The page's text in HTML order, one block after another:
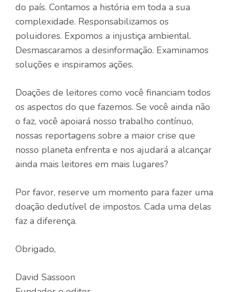
do país. Contamos a história em toda a sua
complexidade. Responsabilizamos os
poluidores. Expomos a injustiça ambiental.
Desmascaramos a desinformação. Examinamos
soluções e inspiramos ações.
Doações de leitores como você financiam todos
os aspectos do que fazemos. Se você ainda não
o faz, você apoiará nosso trabalho contínuo,
nossas reportagens sobre a maior crise que
nosso planeta enfrenta e nos ajudará a alcançar
ainda mais leitores em mais lugares?
Por favor, reserve um momento para fazer uma
doação dedutível de impostos. Cada uma delas
faz a diferença.
Obrigado,
David Sassoon